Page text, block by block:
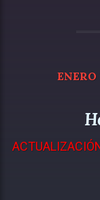
ENERO